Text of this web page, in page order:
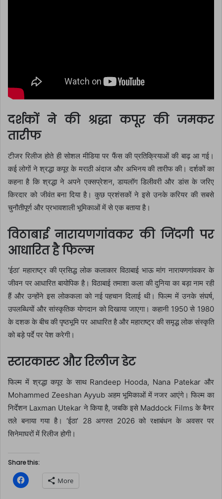
दर्शकों ने की श्रद्धा कपूर की जमकर
तारीफ
टीजर रिलीज होते ही सोशल मीडिया पर फैंस की प्रतिक्रियाओं की बाढ़ आ गई।
कई लोगों ने श्रद्धा कपूर के मराठी अंदाज और अभिनय की तारीफ की। दर्शकों का
कहना है कि श्रद्धा ने अपने एक्सप्रेशन, डायलॉग डिलीवरी और डांस के जरिए
किरदार को जीवंत बना दिया है। कुछ प्रशंसकों ने इसे उनके करियर की सबसे
चुनौतीपूर्ण और प्रभावशाली भूमिकाओं में से एक बताया है।
विठाबाई नारायणगांवकर की जिंदगी पर
आधारित है फिल्म
‘ईठा’ महाराष्ट्र की प्रसिद्ध लोक कलाकार विठाबाई भाऊ मांग नारायणगांवकर के
जीवन पर आधारित बायोपिक है। विठाबाई तमाशा कला की दुनिया का बड़ा नाम रही
हैं और उन्होंने इस लोककला को नई पहचान दिलाई थी। फिल्म में उनके संघर्ष,
उपलब्धियों और सांस्कृतिक योगदान को दिखाया जाएगा। कहानी 1950 से 1980
के दशक के बीच की पृष्ठभूमि पर आधारित है और महाराष्ट्र की समृद्ध लोक संस्कृति
को बड़े पर्दे पर पेश करेगी।
स्टारकास्ट और रिलीज डेट
फिल्म में श्रद्धा कपूर के साथ Randeep Hooda, Nana Patekar और
Mohammed Zeeshan Ayyub अहम भूमिकाओं में नजर आएंगे। फिल्म का
निर्देशन Laxman Utekar ने किया है, जबकि इसे Maddock Films के बैनर
तले बनाया गया है। ‘ईठा’ 28 अगस्त 2026 को रक्षाबंधन के अवसर पर
सिनेमाघरों में रिलीज होगी।
Share this:
C
l More